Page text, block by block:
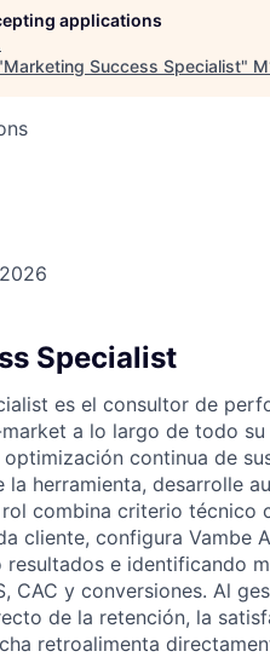
applications
Marketing Success Specialist"
Specialist
es el consultor de
a lo largo de todo
continua de
herramienta, desarrolle
combina criterio técnico
cliente, configura Vambe
resultados e identificando
CAC y conversiones. Al
de la retención, la
retroalimenta